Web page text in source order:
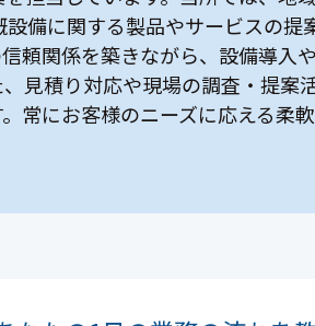
備に関する製品やサービスの提
頼関係を築きながら、設備導入
見積り対応や現場の調査・提案
常にお客様のニーズに応える柔